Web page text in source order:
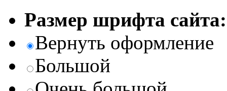
Размер шрифта сайта:
Вернуть оформление
Большой